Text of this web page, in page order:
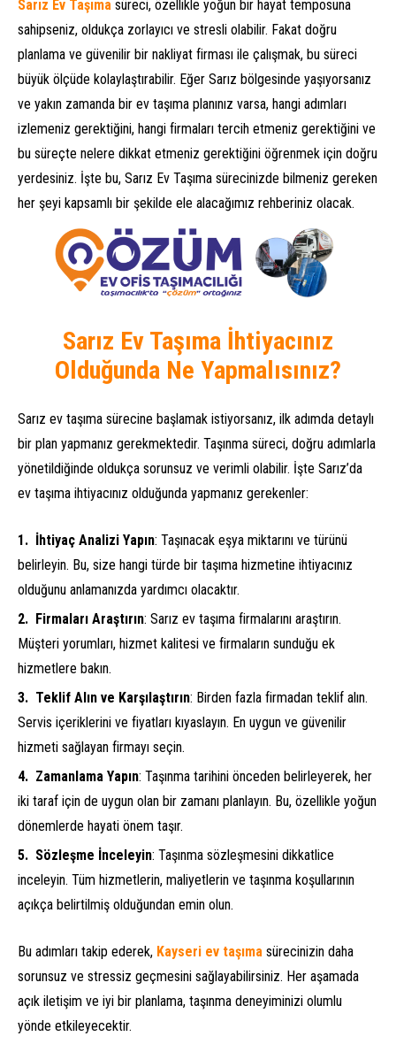
Sarız Ev Taşıma süreci, özellikle yoğun bir hayat temposuna
sahipseniz, oldukça zorlayıcı ve stresli olabilir. Fakat doğru
planlama ve güvenilir bir nakliyat firması ile çalışmak, bu süreci
büyük ölçüde kolaylaştırabilir. Eğer Sarız bölgesinde yaşıyorsanız
ve yakın zamanda bir ev taşıma planınız varsa, hangi adımları
izlemeniz gerektiğini, hangi firmaları tercih etmeniz gerektiğini ve
bu süreçte nelere dikkat etmeniz gerektiğini öğrenmek için doğru
yerdesiniz. İşte bu, Sarız Ev Taşıma sürecinizde bilmeniz gereken
her şeyi kapsamlı bir şekilde ele alacağımız rehberiniz olacak.
Sarız Ev Taşıma İhtiyacınız
Olduğunda Ne Yapmalısınız?
Sarız ev taşıma sürecine başlamak istiyorsanız, ilk adımda detaylı
bir plan yapmanız gerekmektedir. Taşınma süreci, doğru adımlarla
yönetildiğinde oldukça sorunsuz ve verimli olabilir. İşte Sarız’da
ev taşıma ihtiyacınız olduğunda yapmanız gerekenler:
İhtiyaç Analizi Yapın: Taşınacak eşya miktarını ve türünü
belirleyin. Bu, size hangi türde bir taşıma hizmetine ihtiyacınız
olduğunu anlamanızda yardımcı olacaktır.
Firmaları Araştırın: Sarız ev taşıma firmalarını araştırın.
Müşteri yorumları, hizmet kalitesi ve firmaların sunduğu ek
hizmetlere bakın.
Teklif Alın ve Karşılaştırın: Birden fazla firmadan teklif alın.
Servis içeriklerini ve fiyatları kıyaslayın. En uygun ve güvenilir
hizmeti sağlayan firmayı seçin.
Zamanlama Yapın: Taşınma tarihini önceden belirleyerek, her
iki taraf için de uygun olan bir zamanı planlayın. Bu, özellikle yoğun
dönemlerde hayati önem taşır.
Sözleşme İnceleyin: Taşınma sözleşmesini dikkatlice
inceleyin. Tüm hizmetlerin, maliyetlerin ve taşınma koşullarının
açıkça belirtilmiş olduğundan emin olun.
Bu adımları takip ederek, Kayseri ev taşıma sürecinizin daha
sorunsuz ve stressiz geçmesini sağlayabilirsiniz. Her aşamada
açık iletişim ve iyi bir planlama, taşınma deneyiminizi olumlu
yönde etkileyecektir.